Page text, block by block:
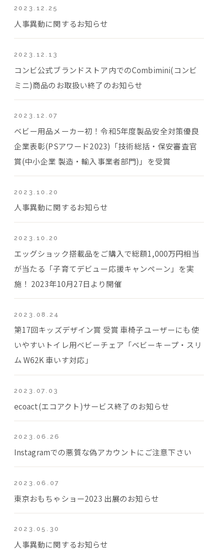
2023.12.25
人事異動に関するお知らせ
2023.12.13
コンビ公式ブランドストア内でのCombimini(コンビ
ミニ)商品のお取扱い終了のお知らせ
2023.12.07
ベビー用品メーカー初！令和5年度製品安全対策優良
企業表彰(PSアワード2023)「技術総括・保安審査官
賞(中小企業 製造・輸入事業者部門)」を受賞
2023.10.20
人事異動に関するお知らせ
2023.10.20
エッグショック搭載品をご購入で総額1,000万円相当
が当たる「子育てデビュー応援キャンペーン」を実
施！ 2023年10月27日より開催
2023.08.24
第17回キッズデザイン賞 受賞 車椅子ユーザーにも使
いやすいトイレ用ベビーチェア「ベビーキープ・スリ
ム W62K 車いす対応」
2023.07.03
ecoact(エコアクト)サービス終了のお知らせ
2023.06.26
Instagramでの悪質な偽アカウントにご注意下さい
2023.06.07
東京おもちゃショー2023 出展のお知らせ
2023.05.30
人事異動に関するお知らせ